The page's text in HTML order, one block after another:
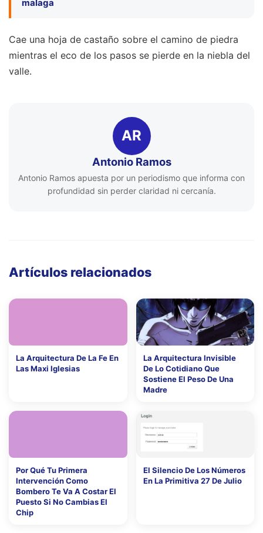
malaga
Cae una hoja de castaño sobre el camino de piedra
mientras el eco de los pasos se pierde en la niebla del
valle.
AR
Antonio Ramos
Antonio Ramos apuesta por un periodismo que informa con
profundidad sin perder claridad ni cercanía.
Artículos relacionados
La Arquitectura De La Fe En
Las Maxi Iglesias
La Arquitectura Invisible
De Lo Cotidiano Que
Sostiene El Peso De Una
Madre
Por Qué Tu Primera
Intervención Como
Bombero Te Va A Costar El
Puesto Si No Cambias El
Chip
El Silencio De Los Números
En La Primitiva 27 De Julio